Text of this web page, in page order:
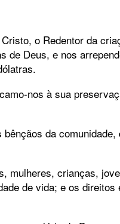
o Redentor da
de Deus, e nos
nos à sua
da
mulheres, crianças,
de vida; e os direitos